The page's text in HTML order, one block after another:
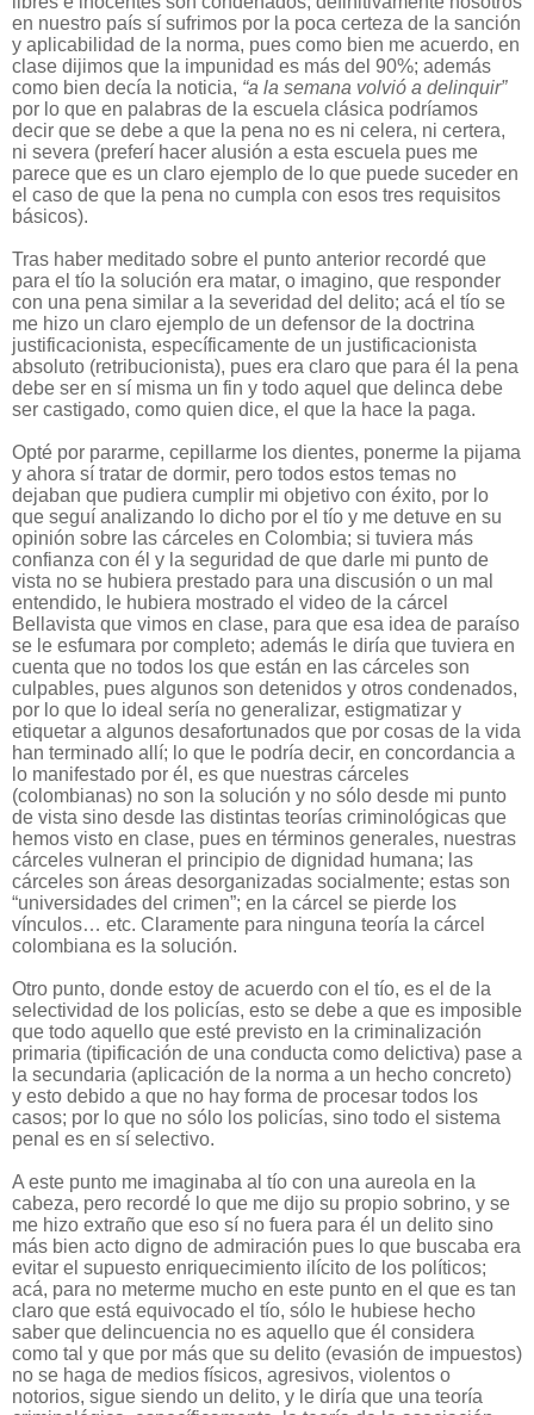
en nuestro país sí sufrimos por la poca certeza de la sanción
y aplicabilidad de la norma, pues como bien me acuerdo, en
clase dijimos que la impunidad es más del 90%; además
como bien decía la noticia, “a la semana volvió a delinquir”
por lo que en palabras de la escuela clásica podríamos
decir que se debe a que la pena no es ni celera, ni certera,
ni severa (preferí hacer alusión a esta escuela pues me
parece que es un claro ejemplo de lo que puede suceder en
el caso de que la pena no cumpla con esos tres requisitos
básicos).
Tras haber meditado sobre el punto anterior recordé que
para el tío la solución era matar, o imagino, que responder
con una pena similar a la severidad del delito; acá el tío se
me hizo un claro ejemplo de un defensor de la doctrina
justificacionista, específicamente de un justificacionista
absoluto (retribucionista), pues era claro que para él la pena
debe ser en sí misma un fin y todo aquel que delinca debe
ser castigado, como quien dice, el que la hace la paga.
Opté por pararme, cepillarme los dientes, ponerme la pijama
y ahora sí tratar de dormir, pero todos estos temas no
dejaban que pudiera cumplir mi objetivo con éxito, por lo
que seguí analizando lo dicho por el tío y me detuve en su
opinión sobre las cárceles en Colombia; si tuviera más
confianza con él y la seguridad de que darle mi punto de
vista no se hubiera prestado para una discusión o un mal
entendido, le hubiera mostrado el video de la cárcel
Bellavista que vimos en clase, para que esa idea de paraíso
se le esfumara por completo; además le diría que tuviera en
cuenta que no todos los que están en las cárceles son
culpables, pues algunos son detenidos y otros condenados,
por lo que lo ideal sería no generalizar, estigmatizar y
etiquetar a algunos desafortunados que por cosas de la vida
han terminado allí; lo que le podría decir, en concordancia a
lo manifestado por él, es que nuestras cárceles
(colombianas) no son la solución y no sólo desde mi punto
de vista sino desde las distintas teorías criminológicas que
hemos visto en clase, pues en términos generales, nuestras
cárceles vulneran el principio de dignidad humana; las
cárceles son áreas desorganizadas socialmente; estas son
“universidades del crimen”; en la cárcel se pierde los
vínculos… etc. Claramente para ninguna teoría la cárcel
colombiana es la solución.
Otro punto, donde estoy de acuerdo con el tío, es el de la
selectividad de los policías, esto se debe a que es imposible
que todo aquello que esté previsto en la criminalización
primaria (tipificación de una conducta como delictiva) pase a
la secundaria (aplicación de la norma a un hecho concreto)
y esto debido a que no hay forma de procesar todos los
casos; por lo que no sólo los policías, sino todo el sistema
penal es en sí selectivo.
A este punto me imaginaba al tío con una aureola en la
cabeza, pero recordé lo que me dijo su propio sobrino, y se
me hizo extraño que eso sí no fuera para él un delito sino
más bien acto digno de admiración pues lo que buscaba era
evitar el supuesto enriquecimiento ilícito de los políticos;
acá, para no meterme mucho en este punto en el que es tan
claro que está equivocado el tío, sólo le hubiese hecho
saber que delincuencia no es aquello que él considera
como tal y que por más que su delito (evasión de impuestos)
no se haga de medios físicos, agresivos, violentos o
notorios, sigue siendo un delito, y le diría que una teoría